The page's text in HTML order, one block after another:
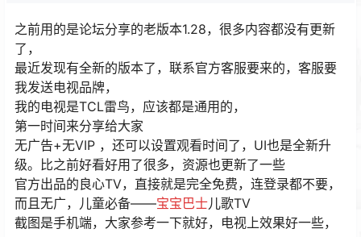
之前用的是论坛分享的老版本1.28，很多内容都没有更新
了，
最近发现有全新的版本了，联系官方客服要来的，客服要
我发送电视品牌，
我的电视是TCL雷鸟，应该都是通用的，
第一时间来分享给大家
无广告+无VIP ，还可以设置观看时间了，UI也是全新升
级。比之前好看好用了很多，资源也更新了一些
官方出品的良心TV，直接就是完全免费，连登录都不要，
而且无广，儿童必备——宝宝巴士儿歌TV
截图是手机端，大家参考一下就好，电视上效果好一些，